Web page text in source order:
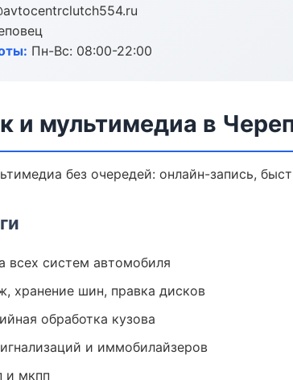
Пн-Вс: 08:00-22:00
и мультимедиа в
без очередей: онлайн-запись,
всех систем автомобиля
хранение шин, правка дисков
обработка кузова
и иммобилайзеров
и мкпп